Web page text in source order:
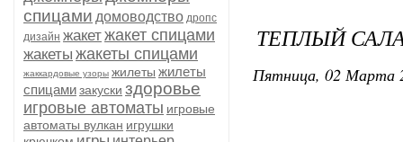
спицами домоводство дропс
дизайн жакетжакет спицами
жакеты жакеты спицами
жаккардовые узоры жилеты жилеты
спицамизакуски здоровье
игровые автоматы игровые
автоматы вулкан игрушки
ТЕПЛЫЙ
Пятница, 02 Марта